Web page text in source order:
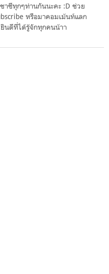
าชีทุกๆท่านกันนะคะ :D ช่วย
หรือมาคอมเม้นท์แลก
นดีที่ได้รู้จักทุกคนน้าา